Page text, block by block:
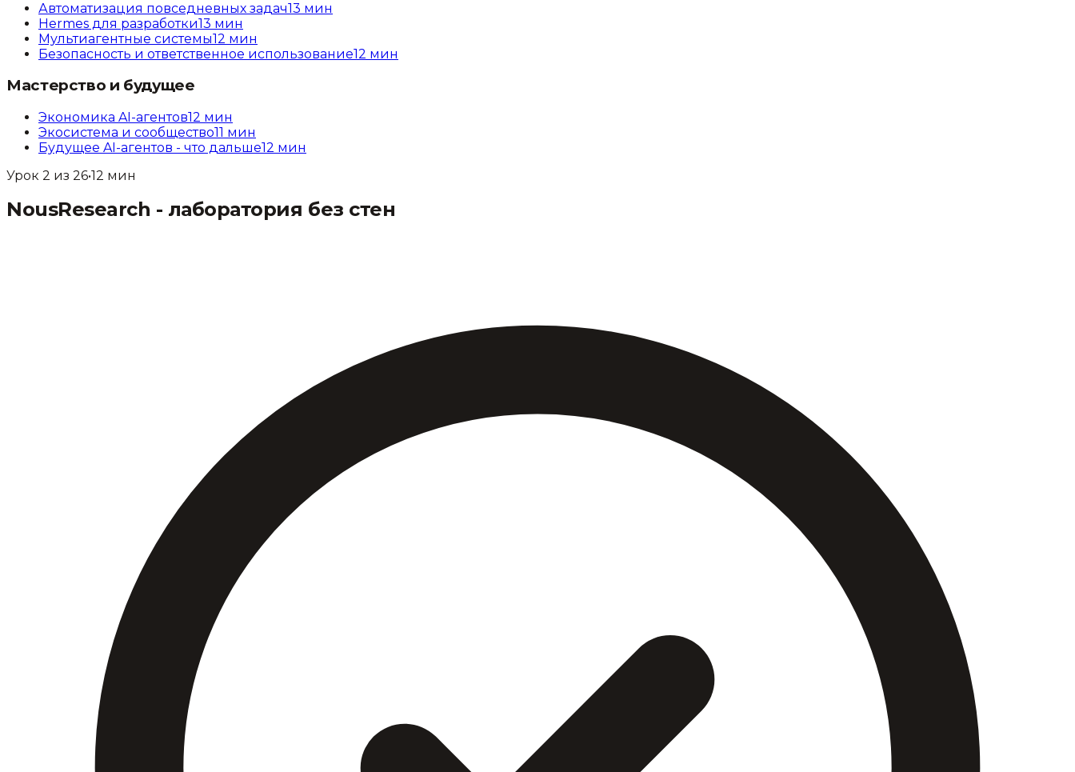
Автоматизация повседневных задач13 мин
Hermes для разработки13 мин
Мультиагентные системы12 мин
Безопасность и ответственное использование12 мин
Мастерство и будущее
Экономика AI-агентов12 мин
Экосистема и сообщество11 мин
Будущее AI-агентов - что дальше12 мин
Урок 2 из 26•12 мин
NousResearch - лаборатория без стен